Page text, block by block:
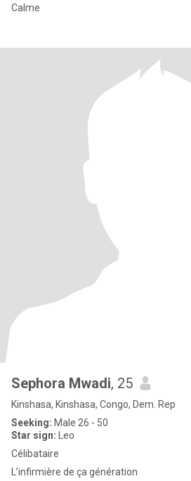
Calme
Sephora Mwadi, 25
Kinshasa, Kinshasa, Congo, Dem. Rep
Seeking: Male 26 - 50
Star sign: Leo
Célibataire
L’infirmière de ça génération